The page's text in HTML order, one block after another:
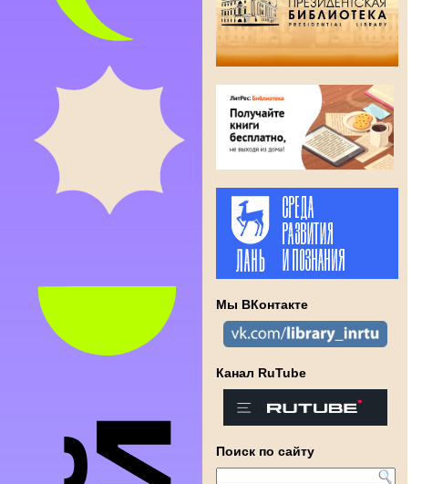
Мы ВКонтакте
Канал RuTube
Поиск по сайту